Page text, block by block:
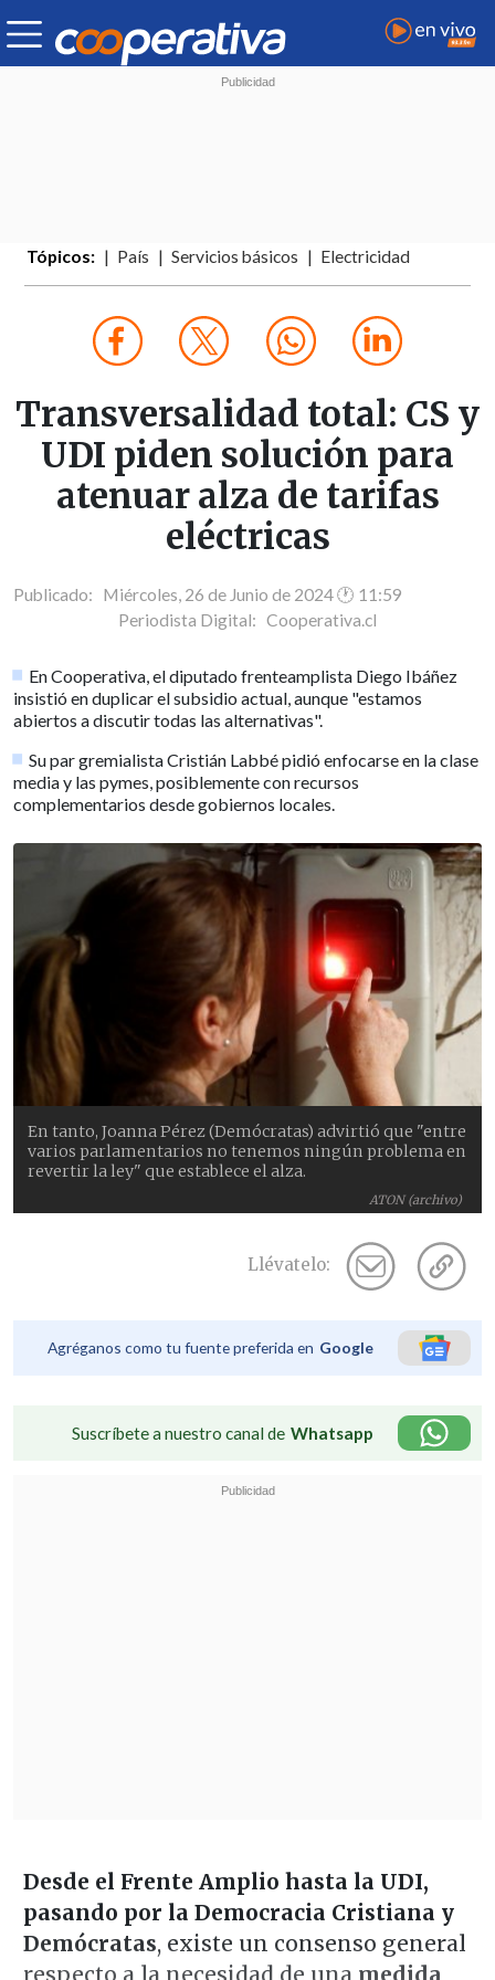
Tópicos: País Servicios básicos Electricidad
Transversalidad total: CS y
UDI piden solución para
atenuar alza de tarifas
eléctricas
Publicado: Miércoles, 26 de Junio de 2024 🕐 11:59
Periodista Digital: Cooperativa.cl
En Cooperativa, el diputado frenteamplista Diego Ibáñez
insistió en duplicar el subsidio actual, aunque "estamos
abiertos a discutir todas las alternativas".
Su par gremialista Cristián Labbé pidió enfocarse en la clase
media y las pymes, posiblemente con recursos
complementarios desde gobiernos locales.
ATON (archivo)
En tanto, Joanna Pérez (Demócratas) advirtió que "entre
varios parlamentarios no tenemos ningún problema en
revertir la ley" que establece el alza.
Llévatelo:
Agréganos como tu fuente preferida en Google
Suscríbete a nuestro canal de Whatsapp
Desde el Frente Amplio hasta la UDI,
pasando por la Democracia Cristiana y
Demócratas, existe un consenso general
respecto a la necesidad de una medida